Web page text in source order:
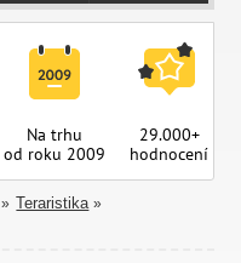
Na trhu
od roku 2009
29.000+
hodnocení
» Teraristika »